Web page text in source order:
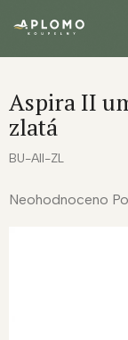
Aspira II
zlatá
BU-AII-ZL
Průměrné
Neohodnoceno